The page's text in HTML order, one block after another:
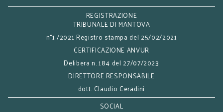
REGISTRAZIONE
TRIBUNALE DI MANTOVA
n°1 /2021 Registro stampa del 25/02/2021
CERTIFICAZIONE ANVUR
Delibera n. 184 del 27/07/2023
DIRETTORE RESPONSABILE
dott. Claudio Ceradini
SOCIAL